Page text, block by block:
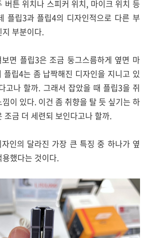
버튼 위치나 스피커 위치, 마이크 위치 등
플립3과 플립4의 디자인적으로 다른 부
부분이다.
면 플립3은 조금 둥그스름하게 옆면 마
립4는 좀 납짝해진 디자인을 지니고 있
고나 할까. 그래서 잡았을 때 플립3을 쥐
이 있다. 이건 좀 취향을 탈 듯 싶기는 하
조금 더 세련되 보인다고나 할까.
인의 달라진 가장 큰 특징 중 하나가 옆
했다는 것이다.